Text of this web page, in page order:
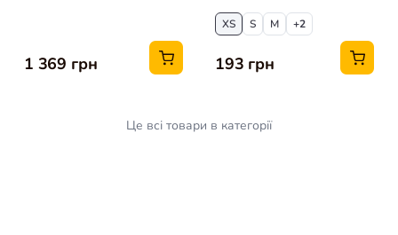
1 369 грн
XS S M +2
193 грн
Це всі товари в категорії